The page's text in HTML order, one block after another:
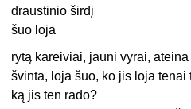
draustinio širdį
šuo loja
rytą kareiviai, jauni vyrai,
švinta, loja šuo, ko jis loja
ką jis ten rado?